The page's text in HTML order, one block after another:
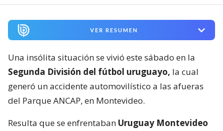
VER RESUMEN
Una insólita situación se vivió este sábado en la
Segunda División del fútbol uruguayo, la cual
generó un accidente automovilístico a las afueras
del Parque ANCAP, en Montevideo.
Resulta que se enfrentaban Uruguay Montevideo